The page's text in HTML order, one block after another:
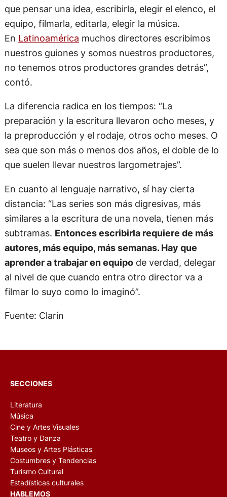
equipo, filmarla, editarla, elegir la música.
EnLatinoaméricamuchos directores escribimos
nuestros guiones y somos nuestros productores,
no tenemos otros productores grandes detrás”,
contó.
La diferencia radica en los tiempos: “La
preparación y la escritura llevaron ocho meses, y
la preproducción y el rodaje, otros ocho meses. O
sea que son más o menos dos años, el doble de lo
que suelen llevar nuestros largometrajes”.
En cuanto al lenguaje narrativo, sí hay cierta
distancia: “Las series son más digresivas, más
similares a la escritura de una novela, tienen más
subtramas.Entonces escribirla requiere de más
autores, más equipo, más semanas. Hay que
aprender a trabajar en equipode verdad, delegar
al nivel de que cuando entra otro director va a
filmar lo suyo como lo imaginó”.
Fuente: Clarín
Literatura
Cine y Artes Visuales
Teatro y Danza
Museos y Artes Plásticas
Costumbres y Tendencias
Turismo Cultural
Estadísticas culturales
HABLEMOS